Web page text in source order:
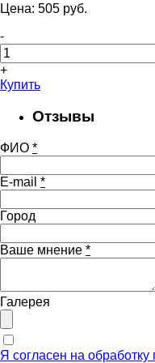
Цена: 505 pуб.
-
+
Купить
Отзывы
ФИО *
E-mail *
Город
Ваше мнение *
Галерея
Я согласен на